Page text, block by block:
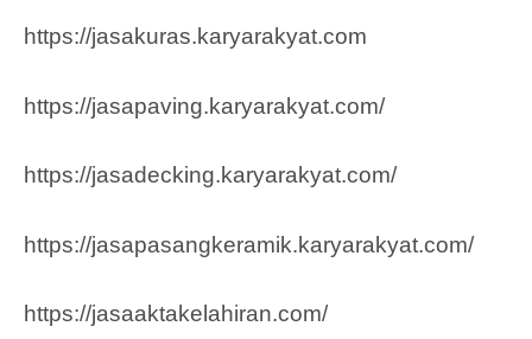
https://jasakuras.karyarakyat.com
https://jasapaving.karyarakyat.com/
https://jasadecking.karyarakyat.com/
https://jasapasangkeramik.karyarakyat.com/
https://jasaaktakelahiran.com/